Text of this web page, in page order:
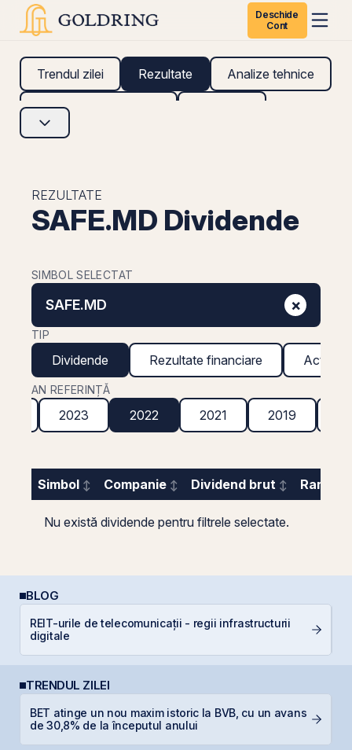
Deschide
Cont
Trendul zilei Rezultate Analize tehnice
Analize fundamentale
REZULTATE
SAFE.MD Dividende
SIMBOL SELECTAT
SAFE.MD ×
TIP
Dividende Rezultate financiare Acțiuni
AN REFERINȚĂ
2023 2022 2021 2019
Simbol Companie Dividend brut
Nu există dividende pentru filtrele selectate.
BLOG
REIT-urile de telecomunicații - regii infrastructurii
digitale
TRENDUL ZILEI
BET atinge un nou maxim istoric la BVB, cu un avans
de 30,8% de la începutul anului